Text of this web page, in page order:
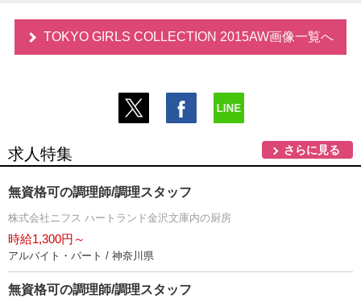
TOKYO GIRLS COLLECTION 2015AW画像一覧へ
求人特集 さらに見る
無資格可の調理師/調理スタッフ
株式会社ニフス ハートランド金沢文庫内の厨房
時給1,300円～
アルバイト・パート / 神奈川県
無資格可の調理師/調理スタッフ